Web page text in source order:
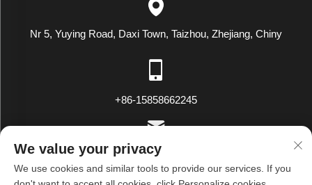
Nr 5, Yuying Road, Daxi Town, Taizhou, Zhejiang, Chiny
+86-15858662245
[email protected]
We value your privacy
We use cookies and similar tools to provide our services. If you